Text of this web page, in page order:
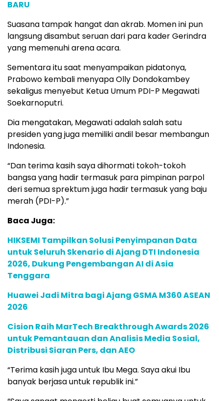
BARU
Suasana tampak hangat dan akrab. Momen ini pun
langsung disambut seruan dari para kader Gerindra
yang memenuhi arena acara.
Sementara itu saat menyampaikan pidatonya,
Prabowo kembali menyapa Olly Dondokambey
sekaligus menyebut Ketua Umum PDI-P Megawati
Soekarnoputri.
Dia mengatakan, Megawati adalah salah satu
presiden yang juga memiliki andil besar membangun
Indonesia.
“Dan terima kasih saya dihormati tokoh-tokoh
bangsa yang hadir termasuk para pimpinan parpol
deri semua sprektum juga hadir termasuk yang baju
merah (PDI-P).”
Baca Juga:
HIKSEMI Tampilkan Solusi Penyimpanan Data
untuk Seluruh Skenario di Ajang DTI Indonesia
2026, Dukung Pengembangan AI di Asia
Tenggara
Huawei Jadi Mitra bagi Ajang GSMA M360 ASEAN
2026
Cision Raih MarTech Breakthrough Awards 2026
untuk Pemantauan dan Analisis Media Sosial,
Distribusi Siaran Pers, dan AEO
“Terima kasih juga untuk Ibu Mega. Saya akui Ibu
banyak berjasa untuk republik ini.”